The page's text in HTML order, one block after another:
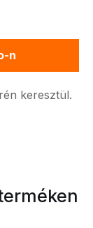
n
keresztül.